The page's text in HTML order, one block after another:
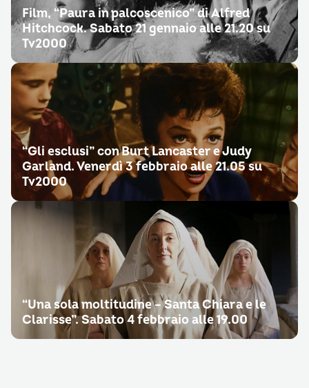
Film, “Paura in palcoscenico” di Alfred
Hitchcock. Sabato 21 gennaio alle 21.20 su
Tv2000
“Gli esclusi” con Burt Lancaster e Judy
Garland. Venerdì 3 febbraio alle 21.05 su
Tv2000
“Una sola moltitudine – Santa Chiara e le
Clarisse”. Sabato 4 febbraio alle 19.00